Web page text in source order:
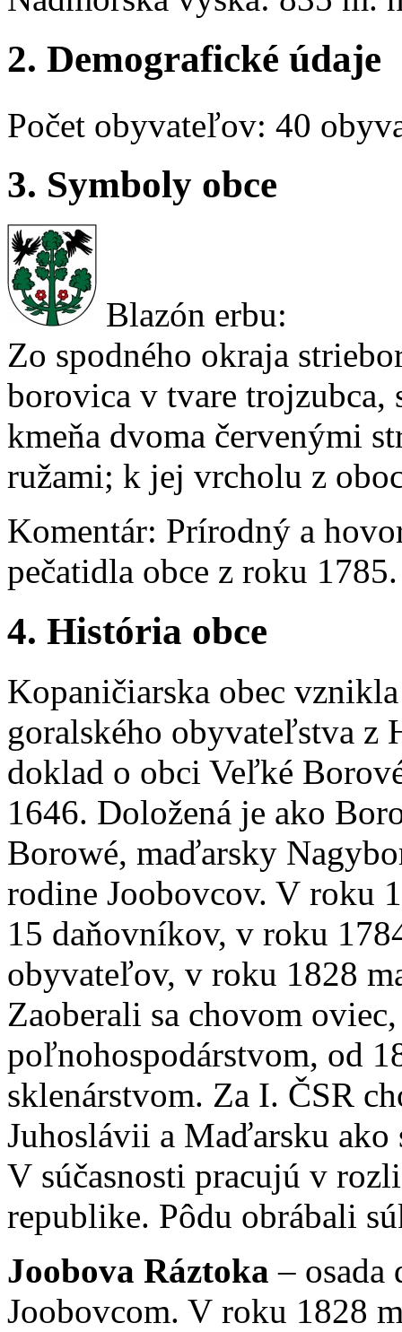
2. Demografické údaje
Počet obyvateľov: 40
3. Symboly obce
Blazón erbu:
Zo spodného okraja
borovica v tvare trojzubca,
kmeňa dvoma červenými
ružami; k jej vrcholu z
Komentár: Prírodný a
pečatidla obce z roku 1785.
4. História obce
Kopaničiarska obec
goralského obyvateľstva z
doklad o obci Veľké
1646. Doložená je ako
Borowé, maďarsky
rodine Joobovcov. V roku
15 daňovníkov, v roku
obyvateľov, v roku 1828
Zaoberali sa chovom
poľnohospodárstvom, od
sklenárstvom. Za I. ČSR
Juhoslávii a Maďarsku
V súčasnosti pracujú v
republike. Pôdu obrábali
Joobova Ráztoka – osada
Joobovcom. V roku 1828